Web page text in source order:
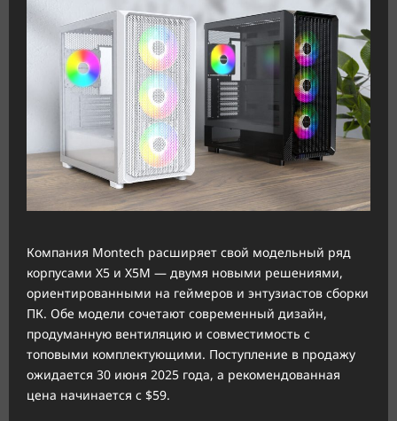
Компания Montech расширяет свой модельный ряд
корпусами X5 и X5M — двумя новыми решениями,
ориентированными на геймеров и энтузиастов сборки
ПК. Обе модели сочетают современный дизайн,
продуманную вентиляцию и совместимость с
топовыми комплектующими. Поступление в продажу
ожидается 30 июня 2025 года, а рекомендованная
цена начинается с $59.